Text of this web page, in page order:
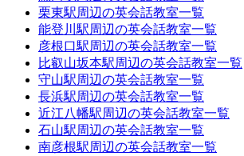
栗東駅周辺の英会話教室一覧
能登川駅周辺の英会話教室一覧
彦根口駅周辺の英会話教室一覧
比叡山坂本駅周辺の英会話教室一覧
守山駅周辺の英会話教室一覧
長浜駅周辺の英会話教室一覧
近江八幡駅周辺の英会話教室一覧
石山駅周辺の英会話教室一覧
南彦根駅周辺の英会話教室一覧